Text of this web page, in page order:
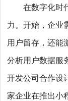
在数字化时
力。开始，企业
用户留存，还能
分析用户数据服
开发公司合作设
家企业在推出小